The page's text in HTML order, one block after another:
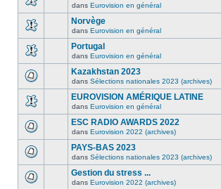
dans Eurovision en général
Norvège
dans Eurovision en général
Portugal
dans Eurovision en général
Kazakhstan 2023
dans Sélections nationales 2023 (archives)
EUROVISION AMÉRIQUE LATINE
dans Eurovision en général
ESC RADIO AWARDS 2022
dans Eurovision 2022 (archives)
PAYS-BAS 2023
dans Sélections nationales 2023 (archives)
Gestion du stress ...
dans Eurovision 2022 (archives)